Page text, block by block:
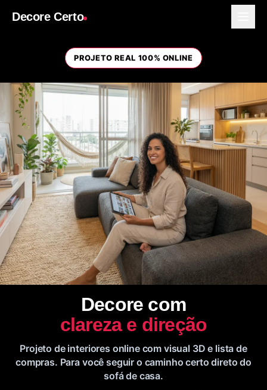
Decore Certo
PROJETO REAL 100% ONLINE
Decore com
clareza e direção
Projeto de interiores online com visual 3D e lista de
compras. Para você seguir o caminho certo direto do
sofá de casa.